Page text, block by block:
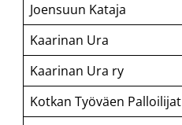
Joensuun Kataja
Kaarinan Ura
Kaarinan Ura ry
Kotkan Työväen Palloilijat